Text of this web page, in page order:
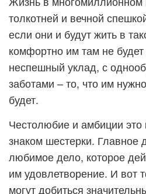
толкотней и вечной
если они и будут жить в
комфортно им там не
неспешный уклад, с
заботами – то, что им
будет.
Честолюбие и амбиции
знаком шестерки. Главное
любимое дело, которое
им удовлетворение. И вот
могут добиться